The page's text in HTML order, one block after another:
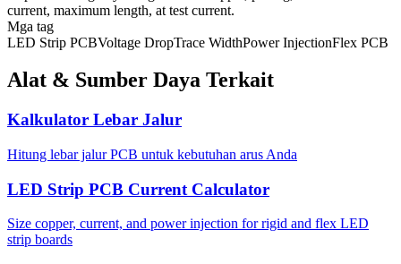
current, maximum length, at test current.
Mga tag
LED Strip PCBVoltage DropTrace WidthPower InjectionFlex PCB
Alat & Sumber Daya Terkait
Kalkulator Lebar Jalur
Hitung lebar jalur PCB untuk kebutuhan arus Anda
LED Strip PCB Current Calculator
Size copper, current, and power injection for rigid and flex LED
strip boards